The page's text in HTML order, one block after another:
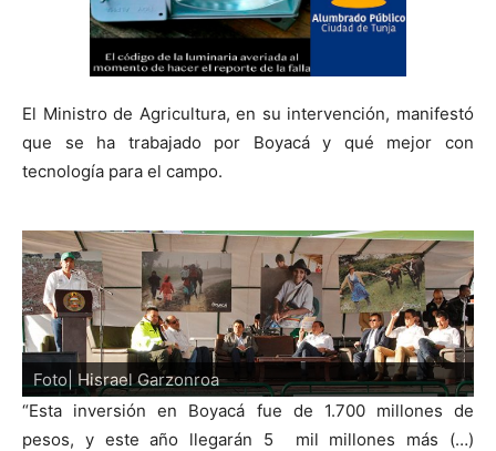
El Ministro de Agricultura, en su intervención, manifestó
que se ha trabajado por Boyacá y qué mejor con
tecnología para el campo.
Foto| Hisrael Garzonroa
“Esta inversión en Boyacá fue de 1.700 millones de
pesos, y este año llegarán 5 mil millones más (…)